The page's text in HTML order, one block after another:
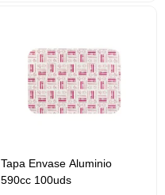
Tapa Envase Aluminio
590cc 100uds